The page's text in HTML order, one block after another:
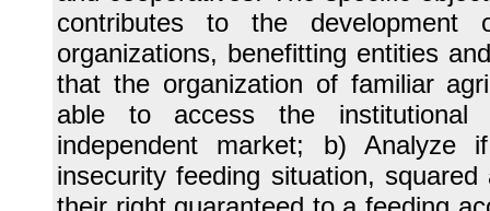
contributes to the development
organizations, benefitting entities
that the organization of familiar
able to access the institutional
independent market; b) Analyze
insecurity feeding situation,